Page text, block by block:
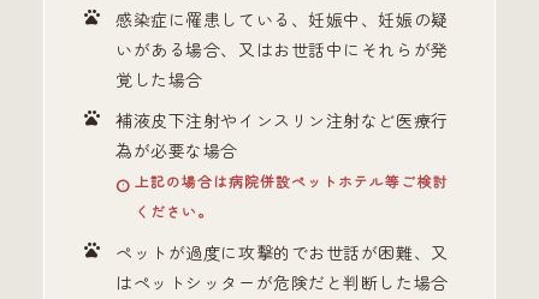
感染症に罹患している、妊娠中、妊娠の疑
いがある場合、又はお世話中にそれらが発
覚した場合
補液皮下注射やインスリン注射など医療行
為が必要な場合
上記の場合は病院併設ペットホテル等ご検討
ください。
ペットが過度に攻撃的でお世話が困難、又
はペットシッターが危険だと判断した場合